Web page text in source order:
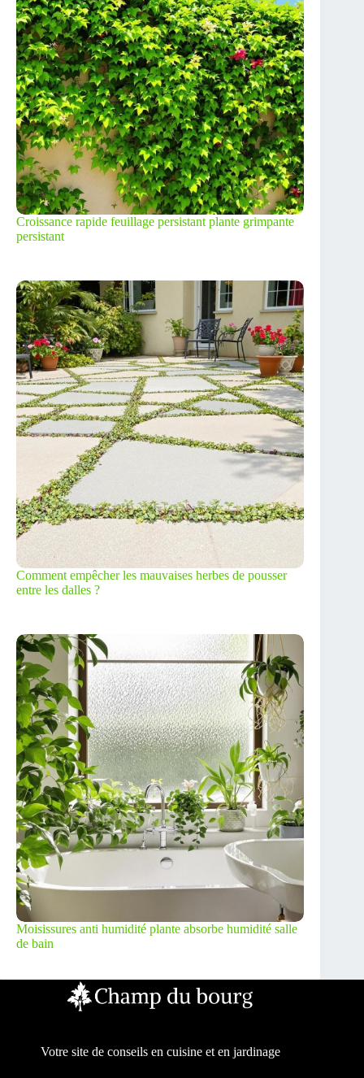
Croissance rapide feuillage persistant plante grimpante
persistant
Comment empêcher les mauvaises herbes de pousser
entre les dalles ?
Moisissures anti humidité plante absorbe humidité salle
de bain
Votre site de conseils en cuisine et en jardinage